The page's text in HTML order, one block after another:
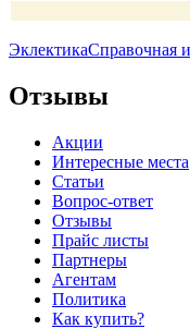
ЭклектикаСправочная
Отзывы
Акции
Интересные места
Статьи
Вопрос-ответ
Отзывы
Прайс листы
Партнеры
Агентам
Политика
Как купить?